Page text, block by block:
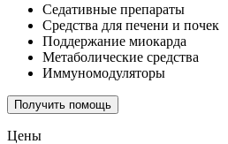
Седативные препараты
Средства для печени и почек
Поддержание миокарда
Метаболические средства
Иммуномодуляторы
Получить помощь
Цены